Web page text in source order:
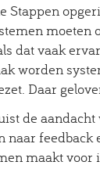
Stappen
moeten
dat vaak
worden
Daar
de
naar feedback
maakt voor